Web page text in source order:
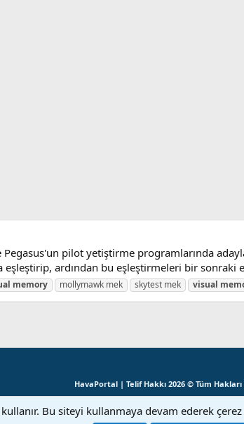
pilot yetiştirme programlarında
ardından bu eşleştirmeleri bir sonraki
memory mollymawk mek skytest mek visual
HavaPortal | Telif Hakkı 2026 © Tüm Hakları
Bu siteyi kullanmaya devam ederek